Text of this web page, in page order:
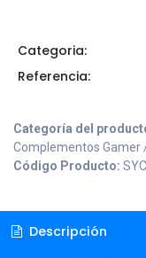
Categoria:
Referencia:
Categoría del
Complementos Gamer
Código Producto:
Descripción